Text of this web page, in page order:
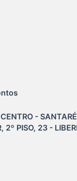
-
2º PISO, 23 -